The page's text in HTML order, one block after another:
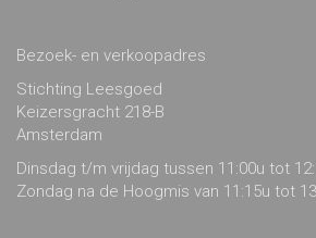
Bezoek- en verkoopadres
Stichting Leesgoed
Keizersgracht 218-B
Amsterdam
Dinsdag t/m vrijdag tussen 11:00u tot
Zondag na de Hoogmis van 11:15u tot